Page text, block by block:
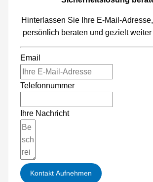
Hinterlassen Sie Ihre E-Mail-
persönlich beraten und gezielt weiter
Email
Telefonnummer
Ihre Nachricht
Kontakt Aufnehmen